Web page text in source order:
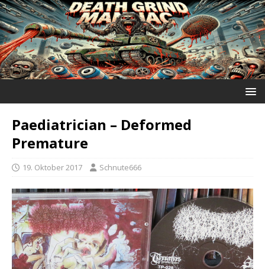
Paediatrician ‎– Deformed
Premature
19. Oktober 2017 Schnute666